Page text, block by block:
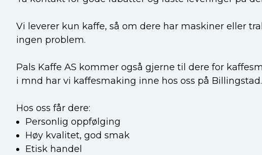
Vi leverer kun kaffe, så om dere har maskiner eller
ingen problem.
Pals Kaffe AS kommer også gjerne til dere for
i mnd har vi kaffesmaking inne hos oss på Billingstad.
Hos oss får dere:
Personlig oppfølging
Høy kvalitet, god smak
Etisk handel